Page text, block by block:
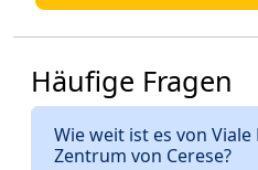
Häufige Fragen
Wie weit ist es von
Zentrum von Cerese?